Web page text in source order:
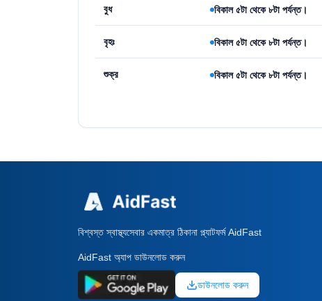
বুধ বিকাল ৫টা থেকে ৮টা পর্যন্ত।
বৃহঃ বিকাল ৫টা থেকে ৮টা পর্যন্ত।
শুক্র বিকাল ৫টা থেকে ৮টা পর্যন্ত।
বিশ্বস্ত স্বাস্থ্যসেবার একমাত্র ঠিকানা প্ল্যাটফর্ম AidFast
AidFast অ্যাপ ডাউনলোড করুন
ডাউনলোড করুন